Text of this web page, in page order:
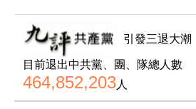
引發三退大潮
目前退出中共黨、團、隊總人數
464,852,203人